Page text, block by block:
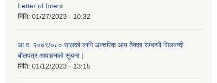
Letter of Intent
मिति: 01/27/2023 - 10:32
आ.व. २०७९/०८० सालको लागि आन्तरिक आय ठेक्का सम्बन्धी सिलबन्दी
बोलपत्र आवाहनको सूचना |
मिति: 01/12/2023 - 13:15